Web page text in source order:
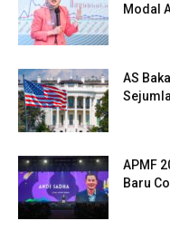
Modal
AS
APMF
Baru